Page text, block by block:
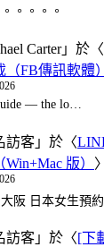
。。。。
Carter」於〈
（FB傳訊軟體）
— the lo…
訪客 」於〈
版）
阪 日本女生預
訪客 」於〈[下